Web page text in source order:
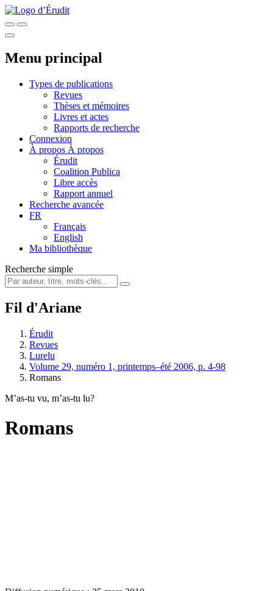
Menu principal
Types de publications
Revues
Thèses et mémoires
Livres et actes
Rapports de recherche
Connexion
À propos À propos
Érudit
Coalition Publica
Libre accès
Rapport annuel
Recherche avancée
FR
Français
English
Ma bibliothèque
Recherche simple
Fil d'Ariane
Érudit
Revues
Lurelu
Volume 29, numéro 1, printemps–été 2006, p. 4-98
Romans
M’as-tu vu, m’as-tu lu?
Romans